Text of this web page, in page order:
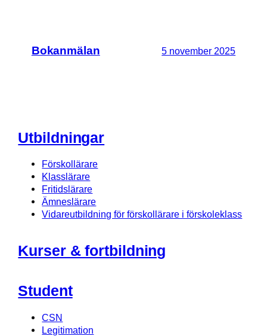
Bokanmälan 5 november 2025
Utbildningar
Förskollärare
Klasslärare
Fritidslärare
Ämneslärare
Vidareutbildning för förskollärare i förskoleklass
Kurser & fortbildning
Student
CSN
Legitimation